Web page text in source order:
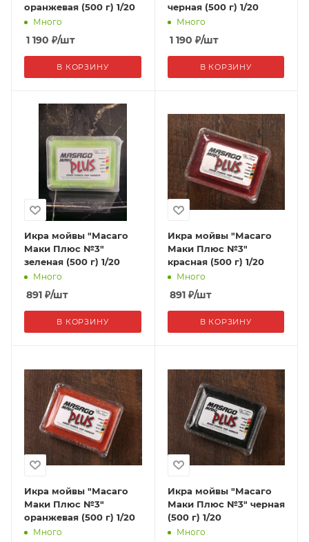
оранжевая (500 г) 1/20
Много
1 190 ₽/шт
В КОРЗИНУ
черная (500 г) 1/20
Много
1 190 ₽/шт
В КОРЗИНУ
Икра мойвы "Масаго
Маки Плюс №3"
зеленая (500 г) 1/20
Много
891 ₽/шт
В КОРЗИНУ
Икра мойвы "Масаго
Маки Плюс №3"
красная (500 г) 1/20
Много
891₽/шт
В КОРЗИНУ
Икра мойвы "Масаго
Маки Плюс №3"
оранжевая (500 г) 1/20
Много
Икра мойвы "Масаго
Маки Плюс №3" черная
(500 г) 1/20
Много